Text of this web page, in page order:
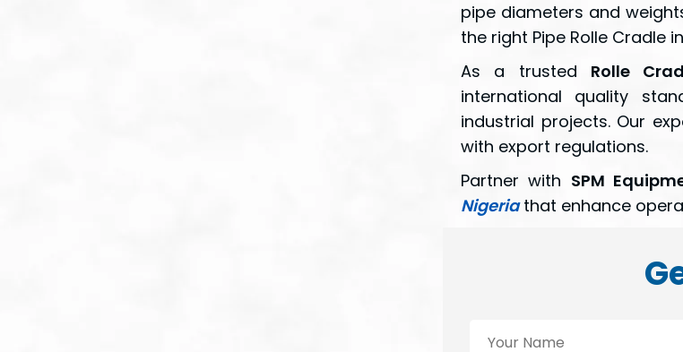
pipe diameters and
the right Pipe Rolle Cradle
As a trusted Rolle
international quality
industrial projects. Our
with export regulations.
Partner with SPM
Nigeriathat enhance